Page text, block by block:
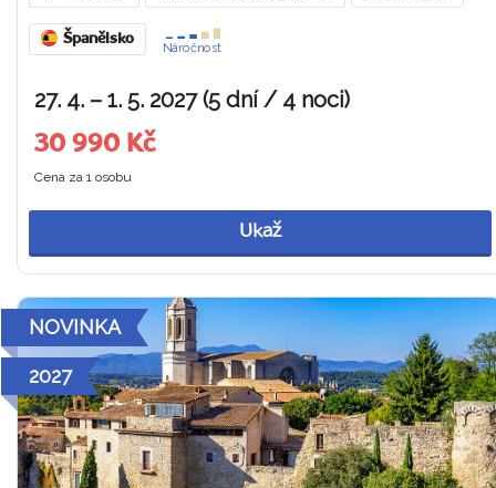
Španělsko
Náročnost
27. 4. – 1. 5. 2027 (5 dní / 4 noci)
30 990 Kč
Cena za 1 osobu
Ukaž
NOVINKA
2027